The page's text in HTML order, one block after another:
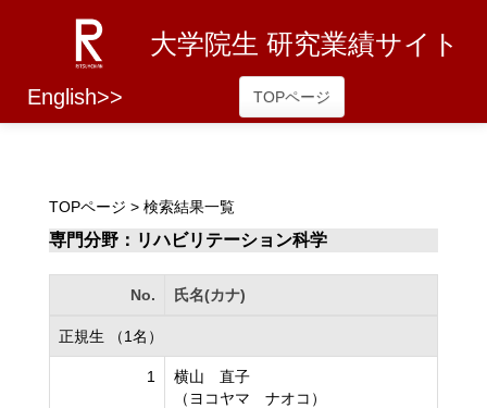
大学院生 研究業績サイト
English>> TOPページ
TOPページ > 検索結果一覧
専門分野：リハビリテーション科学
No. 氏名(カナ)
正規生 （1名）
1
横山 直子
（ヨコヤマ ナオコ）